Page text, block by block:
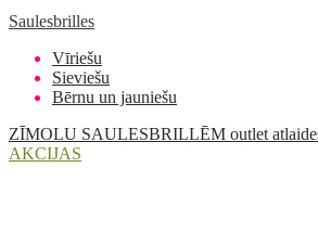
Saulesbrilles
Vīriešu
Sieviešu
Bērnu un jauniešu
ZĪMOLU SAULESBRILLĒM outlet
AKCIJAS